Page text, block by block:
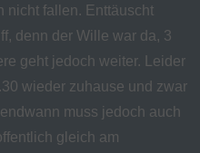
nicht fallen. Enttäuscht
denn der Wille war da, 3
geht jedoch weiter. Leider
wieder zuhause und zwar
muss jedoch auch
gleich am